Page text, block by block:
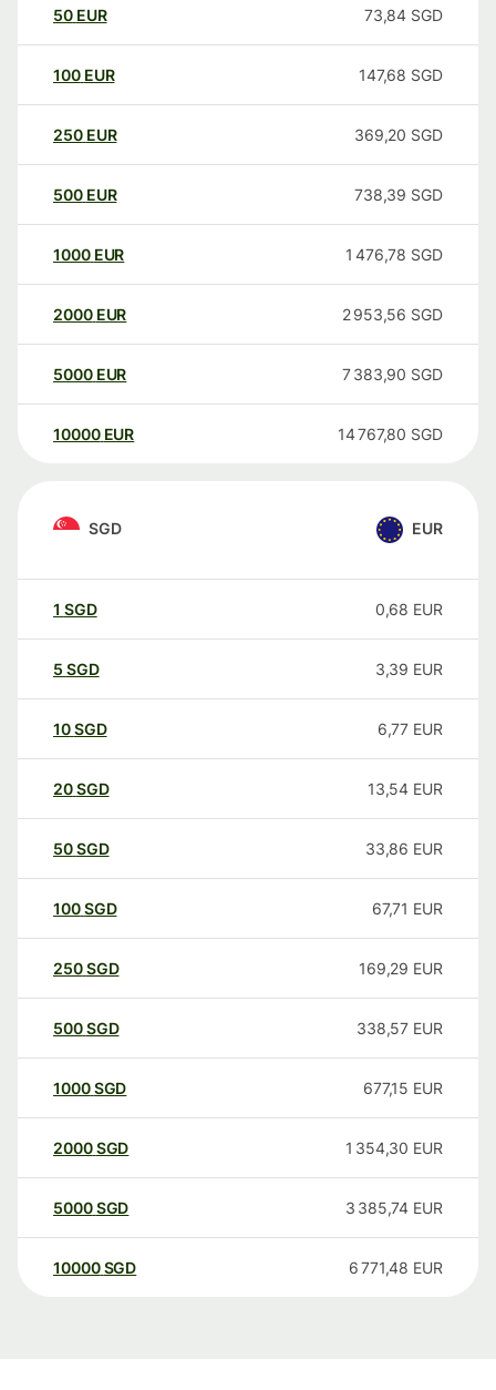
50 EUR 73,84 SGD
100 EUR 147,68 SGD
250 EUR 369,20 SGD
500 EUR 738,39 SGD
1000 EUR 1 476,78 SGD
2000 EUR 2 953,56 SGD
5000 EUR 7 383,90 SGD
10000 EUR 14 767,80 SGD
SGD EUR
1 SGD 0,68 EUR
5 SGD 3,39 EUR
10SGD 6,77 EUR
20SGD 13,54 EUR
50SGD 33,86 EUR
100SGD 67,71 EUR
250SGD 169,29 EUR
500SGD 338,57 EUR
1000SGD 677,15 EUR
2000SGD 1 354,30 EUR
5000SGD 3 385,74 EUR
10000 SGD 6 771,48 EUR